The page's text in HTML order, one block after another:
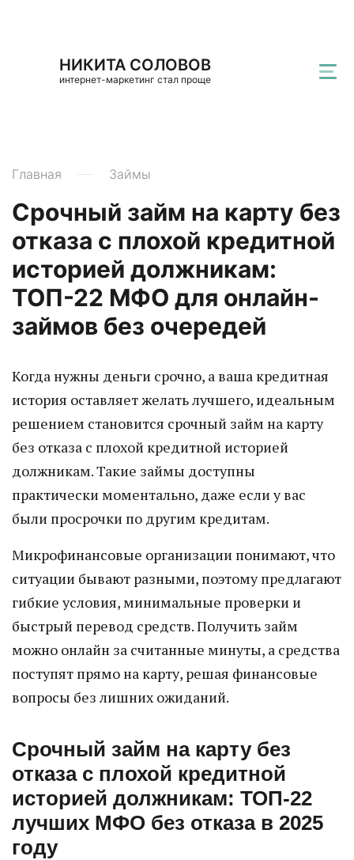
НИКИТА СОЛОВОВ
интернет-маркетинг стал проще
Главная Займы
Срочный займ на карту без
отказа с плохой кредитной
историей должникам:
ТОП-22 МФО для онлайн-
займов без очередей
Когда нужны деньги срочно, а ваша кредитная
история оставляет желать лучшего, идеальным
решением становится срочный займ на карту
без отказа с плохой кредитной историей
должникам. Такие займы доступны
практически моментально, даже если у вас
были просрочки по другим кредитам.
Микрофинансовые организации понимают, что
ситуации бывают разными, поэтому предлагают
гибкие условия, минимальные проверки и
быстрый перевод средств. Получить займ
можно онлайн за считанные минуты, а средства
поступят прямо на карту, решая финансовые
вопросы без лишних ожиданий.
Срочный займ на карту без
отказа с плохой кредитной
историей должникам: ТОП-22
лучших МФО без отказа в 2025
году